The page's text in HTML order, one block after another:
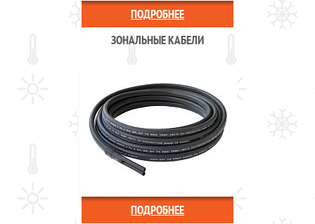
ПОДРОБНЕЕ
ЗОНАЛЬНЫЕ КАБЕЛИ
ПОДРОБНЕЕ